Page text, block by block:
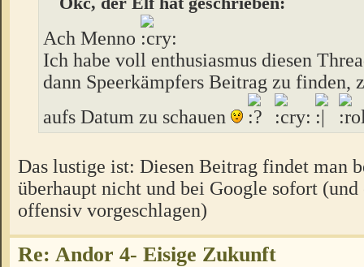
Ach Menno
Ich habe voll enthusiasmus diesen
dann Speerkämpfers Beitrag zu finden,
aufs Datum zu schauen
Das lustige ist: Diesen Beitrag findet man
überhaupt nicht und bei Google sofort
offensiv vorgeschlagen)
Re: Andor 4- Eisige Zukunft